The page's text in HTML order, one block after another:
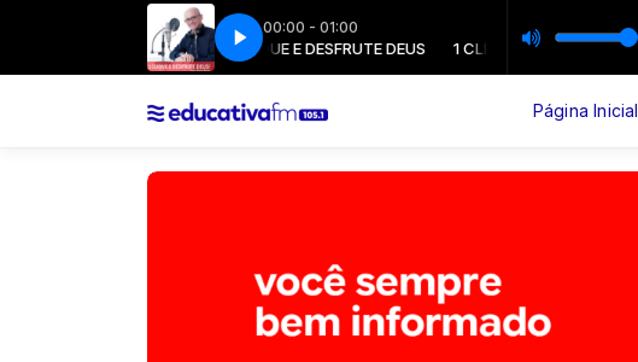
00:00 - 01:00
1 CLIQUE E DESFRUTE DEUS 1 CLIQUE E DESFRUTE DEUS
Página Inicial